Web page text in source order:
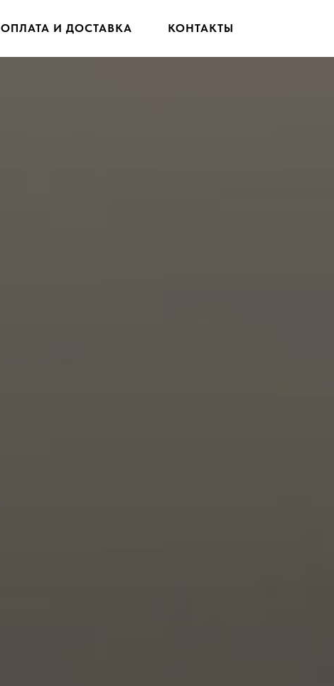
ОПЛАТА И ДОСТАВКА КОНТАКТЫ